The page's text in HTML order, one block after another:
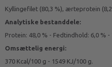
Kyllingefilet (80,3 %), ærteprotein
Analytiske bestanddele:
Protein: 48,0 % - Fedtindhold: 6,0 %
Omsættelig energi:
370 Kcal/100 g - 1549 KJ/100 g.